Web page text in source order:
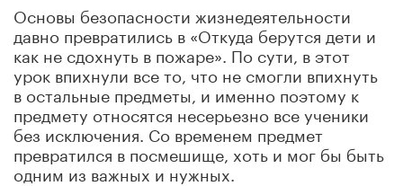
Основы безопасности жизнедеятельности
давно превратились в «Откуда берутся дети и
как не сдохнуть в пожаре». По сути, в этот
урок впихнули все то, что не смогли впихнуть
в остальные предметы, и именно поэтому к
предмету относятся несерьезно все ученики
без исключения. Со временем предмет
превратился в посмешище, хоть и мог бы быть
одним из важных и нужных.